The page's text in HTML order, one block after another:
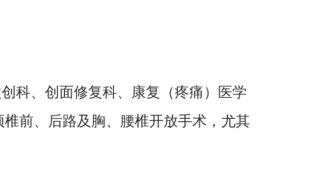
科、创面修复科、康复（疼痛）医学
前、后路及胸、腰椎开放手术，尤其